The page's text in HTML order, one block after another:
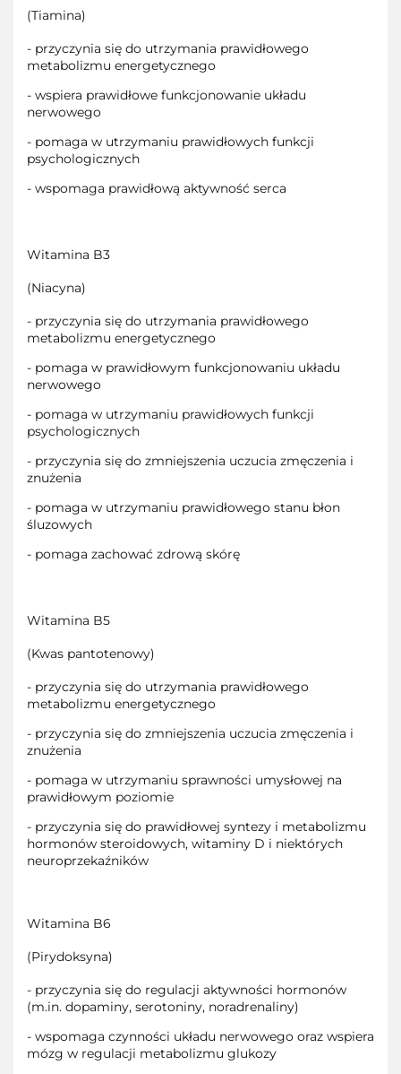
(Tiamina)
- przyczynia się do utrzymania prawidłowego
metabolizmu energetycznego
- wspiera prawidłowe funkcjonowanie układu
nerwowego
- pomaga w utrzymaniu prawidłowych funkcji
psychologicznych
- wspomaga prawidłową aktywność serca
Witamina B3
(Niacyna)
- przyczynia się do utrzymania prawidłowego
metabolizmu energetycznego
- pomaga w prawidłowym funkcjonowaniu układu
nerwowego
- pomaga w utrzymaniu prawidłowych funkcji
psychologicznych
- przyczynia się do zmniejszenia uczucia zmęczenia i
znużenia
- pomaga w utrzymaniu prawidłowego stanu błon
śluzowych
- pomaga zachować zdrową skórę
Witamina B5
(Kwas pantotenowy)
- przyczynia się do utrzymania prawidłowego
metabolizmu energetycznego
- przyczynia się do zmniejszenia uczucia zmęczenia i
znużenia
- pomaga w utrzymaniu sprawności umysłowej na
prawidłowym poziomie
- przyczynia się do prawidłowej syntezy i metabolizmu
hormonów steroidowych, witaminy D i niektórych
neuroprzekaźników
Witamina B6
(Pirydoksyna)
- przyczynia się do regulacji aktywności hormonów
(m.in. dopaminy, serotoniny, noradrenaliny)
- wspomaga czynności układu nerwowego oraz wspiera
mózg w regulacji metabolizmu glukozy